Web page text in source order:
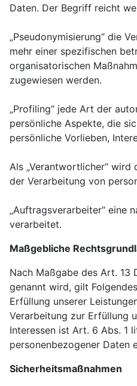
Daten. Der Begriff reicht
„Pseudonymisierung“ die
mehr einer spezifischen
organisatorischen
zugewiesen werden.
„Profiling“ jede Art der
persönliche Aspekte, die
persönliche Vorlieben,
Als „Verantwortlicher“
der Verarbeitung von
„Auftragsverarbeiter“ eine
verarbeitet.
Maßgebliche
Nach Maßgabe des Art. 13
genannt wird, gilt
Erfüllung unserer
Verarbeitung zur Erfüllung
Interessen ist Art. 6 Abs. 1
personenbezogener Daten
Sicherheitsmaßnahmen